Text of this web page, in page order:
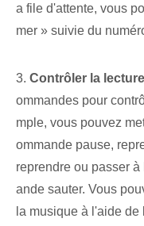
a file d'attente, vous
mer » suivie du
3. Contrôler la
ommandes pour
mple, vous pouvez
ommande pause,
reprendre ou passer
ande sauter. ‍Vous
la musique⁤ à l'aide